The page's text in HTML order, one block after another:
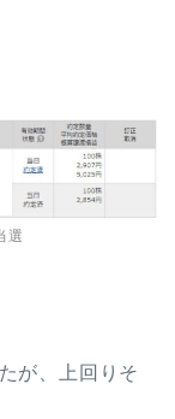
選
が、上回りそ